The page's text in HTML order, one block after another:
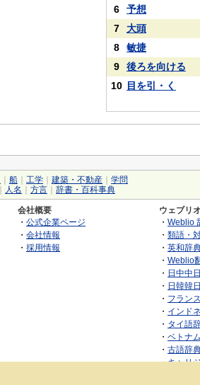
6
予想
7
大頭
8
敏捷
9
後ろを向ける
10 目を引・く
船 工学 建築・不動産
学問
人名 方言 辞書・百科事典
会社概要
・ 公式企業ページ
・ 会社情報
・ 採用情報
ウェブリ
・ Weblio
・ 類語・
・ 英和辞
・ Weblio
・ 日中中
・ 日韓韓
・ フラン
・ インド
・ タイ語
・ ベトナ
・ 古語辞
・キャリ